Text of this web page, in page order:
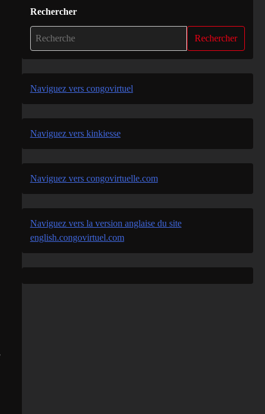
Rechercher
Rechercher
Naviguez vers congovirtuel
Naviguez vers kinkiesse
Naviguez vers congovirtuelle.com
Naviguez vers la version anglaise du site
english.congovirtuel.com